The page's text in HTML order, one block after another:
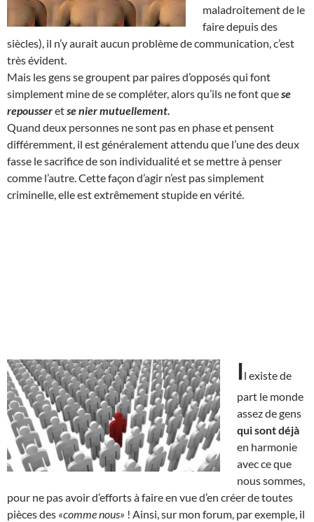
maladroitement de le
faire depuis des
siècles), il n’y aurait aucun problème de communication, c’est
très évident.
Mais les gens se groupent par paires d’opposés qui font
simplement mine de se compléter, alors qu’ils ne font quese
repousseretse nier mutuellement.
Quand deux personnes ne sont pas en phase et pensent
différemment, il est généralement attendu que l’une des deux
fasse le sacrifice de son individualité et se mettre à penser
comme l’autre. Cette façon d’agir n’est pas simplement
criminelle, elle est extrêmement stupide en vérité.
Il existe de
part le monde
assez de gens
qui sont déjà
en harmonie
avec ce que
nous sommes,
pour ne pas avoir d’efforts à faire en vue d’en créer de toutes
pièces des «comme nous» ! Ainsi, sur mon forum, par exemple, il